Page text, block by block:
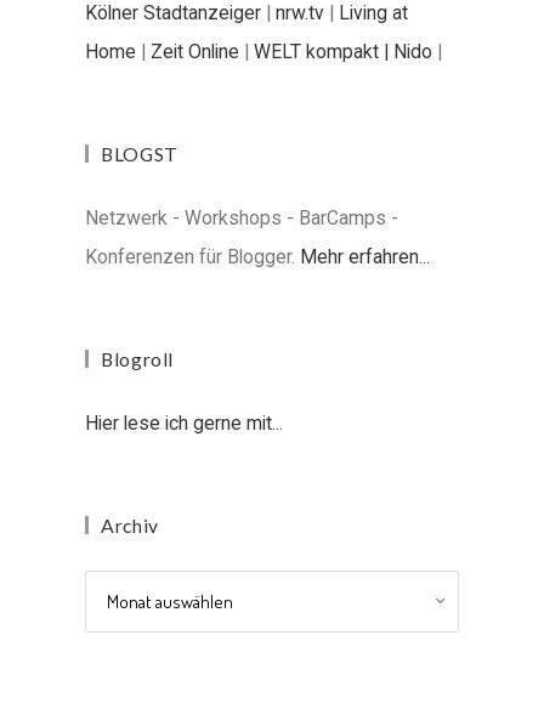
Kölner Stadtanzeiger
nrw.tv
Living at
Home
Zeit Online WELT kompakt | Nido
BLOGST
Netzwerk - Workshops - BarCamps -
Konferenzen für Blogger. Mehr erfahren...
Blogroll
Hier lese ich gerne mit...
Archiv